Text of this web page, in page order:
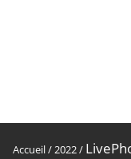
Accueil/2022/